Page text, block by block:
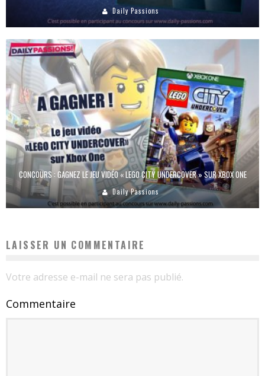
Daily Passions
CONCOURS : GAGNEZ LE JEU VIDÉO « LEGO CITY UNDERCOVER » SUR XBOX ONE
Daily Passions
LAISSER UN COMMENTAIRE
Votre adresse e-mail ne sera pas publié.
Commentaire